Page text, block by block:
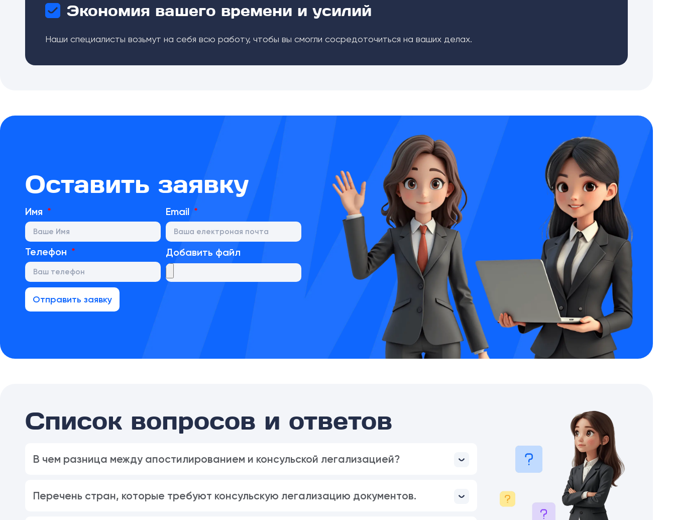
Экономия вашего времени и усилий
Наши специалисты возьмут на себя всю работу, чтобы вы смогли сосредоточиться на ваших делах.
Оставить заявку
Имя Email
Телефон Добавить файл
Отправить заявку
Список вопросов и ответов
В чем разница между апостилированием и консульской легализацией?
Перечень стран, которые требуют консульскую легализацию документов.